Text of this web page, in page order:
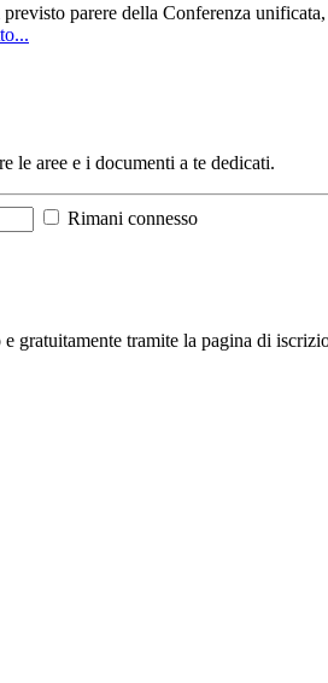
parere della Conferenza
le aree e i documenti a te dedicati.
Rimani connesso
gratuitamente tramite la pagina di